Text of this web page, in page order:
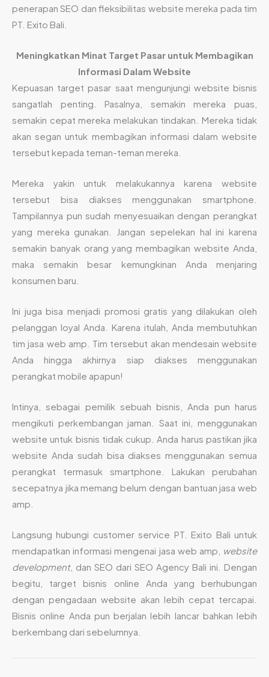
penerapan SEO dan fleksibilitas website mereka pada tim
PT. Exito Bali.
Meningkatkan Minat Target Pasar untuk Membagikan
Informasi Dalam Website
Kepuasan target pasar saat mengunjungi website bisnis
sangatlah penting. Pasalnya, semakin mereka puas,
semakin cepat mereka melakukan tindakan. Mereka tidak
akan segan untuk membagikan informasi dalam website
tersebut kepada teman-teman mereka.
Mereka yakin untuk melakukannya karena website
tersebut bisa diakses menggunakan smartphone.
Tampilannya pun sudah menyesuaikan dengan perangkat
yang mereka gunakan. Jangan sepelekan hal ini karena
semakin banyak orang yang membagikan website Anda,
maka semakin besar kemungkinan Anda menjaring
konsumen baru.
Ini juga bisa menjadi promosi gratis yang dilakukan oleh
pelanggan loyal Anda. Karena itulah, Anda membutuhkan
tim jasa web amp. Tim tersebut akan mendesain website
Anda hingga akhirnya siap diakses menggunakan
perangkat mobile apapun!
Intinya, sebagai pemilik sebuah bisnis, Anda pun harus
mengikuti perkembangan jaman. Saat ini, menggunakan
website untuk bisnis tidak cukup. Anda harus pastikan jika
website Anda sudah bisa diakses menggunakan semua
perangkat termasuk smartphone. Lakukan perubahan
secepatnya jika memang belum dengan bantuan jasa web
amp.
Langsung hubungi customer service PT. Exito Bali untuk
mendapatkan informasi mengenai jasa web amp, website
development, dan SEO dari SEO Agency Bali ini. Dengan
begitu, target bisnis online Anda yang berhubungan
dengan pengadaan website akan lebih cepat tercapai.
Bisnis online Anda pun berjalan lebih lancar bahkan lebih
berkembang dari sebelumnya.